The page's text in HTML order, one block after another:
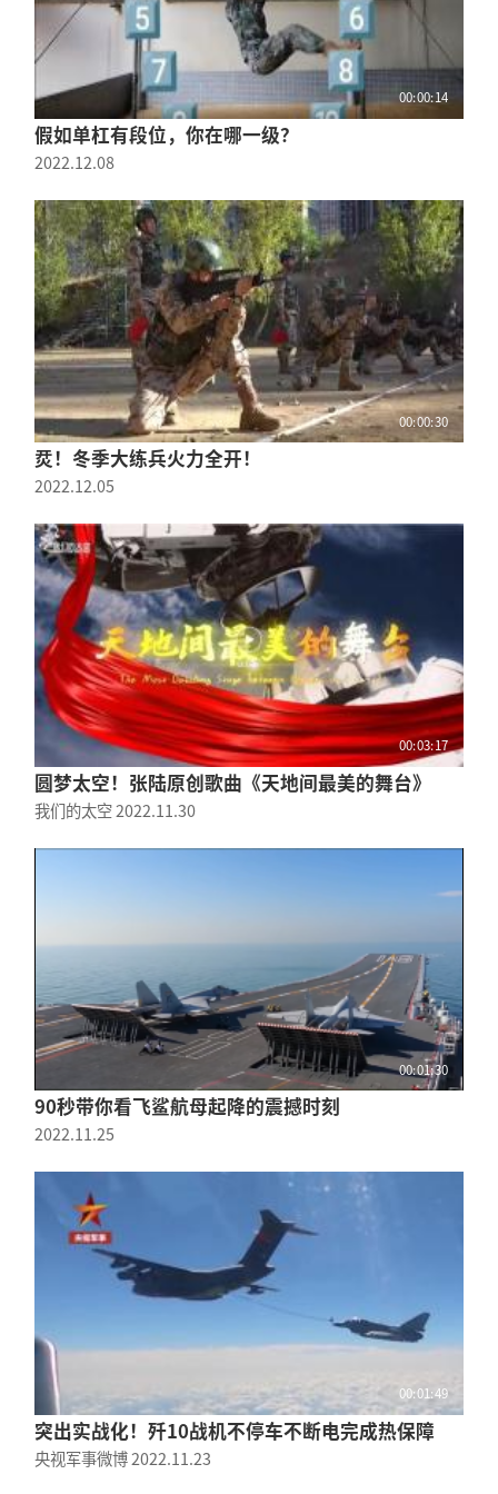
00:00:14
假如单杠有段位，你在哪一级？
2022.12.08
00:00:30
烎！冬季大练兵火力全开！
2022.12.05
00:03:17
圆梦太空！张陆原创歌曲《天地间最美的舞台》
我们的太空2022.11.30
00:01:30
90秒带你看飞鲨航母起降的震撼时刻
2022.11.25
00:01:49
突出实战化！歼10战机不停车不断电完成热保障
央视军事微博2022.11.23